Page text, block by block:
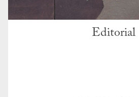
Editorial